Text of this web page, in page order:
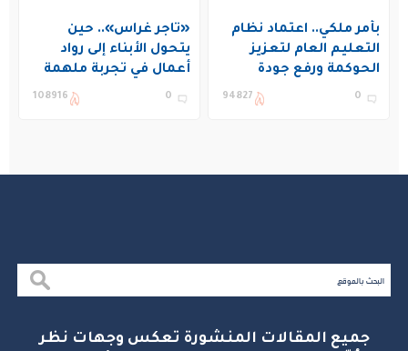
بأمر ملكي.. اعتماد نظام
التعليم العام لتعزيز
الحوكمة ورفع جودة
التعليم في المملكة
0
94827
«تاجر غراس».. حين
يتحول الأبناء إلى رواد
أعمال في تجربة ملهمة
بنادي غراس الصيفي
0
108916
جميع المقالات المنشورة تعكس وجهات نظر